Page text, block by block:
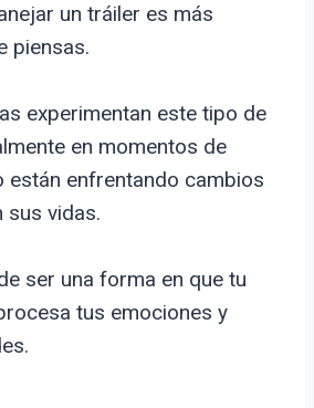
un tráiler es más
piensas.
experimentan este tipo de
en momentos de
están enfrentando cambios
sus vidas.
ser una forma en que tu
tus emociones y